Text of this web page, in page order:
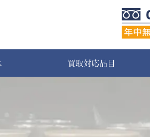
買取対応品目